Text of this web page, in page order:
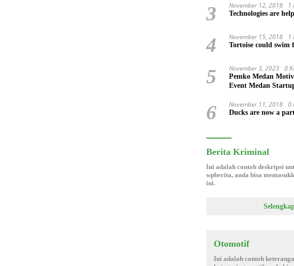
3 November 12, 2018 1
Technologies are
4 November 15, 2018 1
Tortoise could swim
5 November 3, 2023 0
Pemko Medan
Event Medan
6 November 11, 2018 0
Ducks are now a
Berita Kriminal
Ini adalah contoh deskripsi
wpberita, anda bisa
ini.
Otomotif
Ini adalah contoh